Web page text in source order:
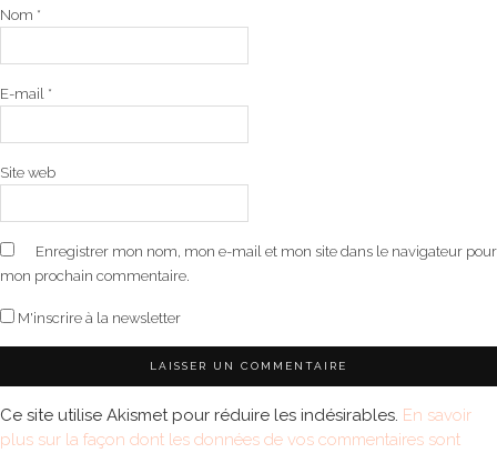
Nom *
E-mail *
Site web
Enregistrer mon nom, mon e-mail et mon site dans le navigateur pour
mon prochain commentaire.
M'inscrire à la newsletter
Ce site utilise Akismet pour réduire les indésirables. En savoir
plus sur la façon dont les données de vos commentaires sont